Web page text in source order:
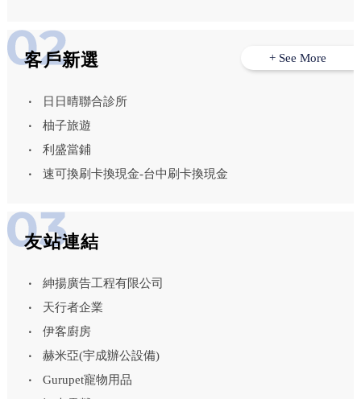
客戶新選
日日晴聯合診所
柚子旅遊
利盛當鋪
速可換刷卡換現金-台中刷卡換現金
+ See More
友站連結
紳揚廣告工程有限公司
天行者企業
伊客廚房
赫米亞(宇成辦公設備)
Gurupet寵物用品